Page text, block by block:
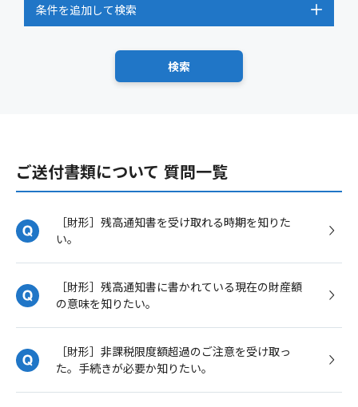
条件を追加して検索
ご送付書類について 質問一覧
［財形］残高通知書を受け取れる時期を知りた
い。
［財形］残高通知書に書かれている現在の財産額
の意味を知りたい。
［財形］非課税限度額超過のご注意を受け取っ
た。手続きが必要か知りたい。